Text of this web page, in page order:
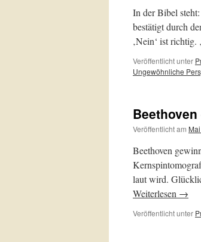
In der Bibel
bestätigt durch
‚Nein‘ ist richtig.
Veröffentlicht unter
Ungewöhnliche
Veröffentlicht am
Beethoven
laut wird.
Weiterlesen →
Veröffentlicht unter